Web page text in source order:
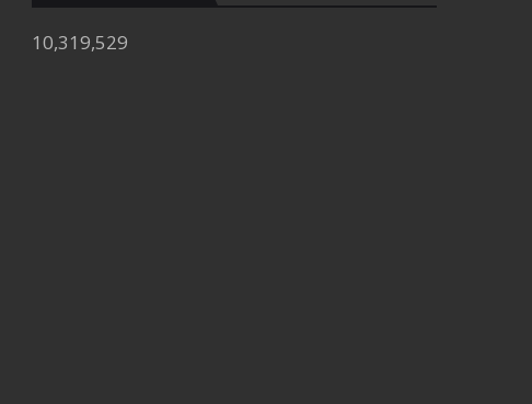
10,319,529